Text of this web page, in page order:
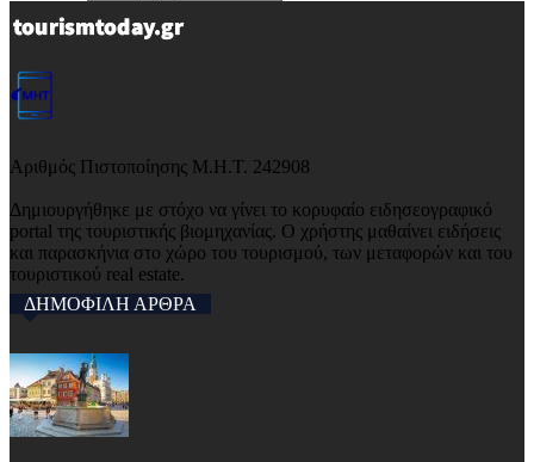
Αριθμός Πιστοποίησης Μ.Η.Τ. 242908
Δημιουργήθηκε με στόχο να γίνει το κορυφαίο ειδησεογραφικό
portal της τουριστικής βιομηχανίας. Ο χρήστης μαθαίνει ειδήσεις
και παρασκήνια στο χώρο του τουρισμού, των μεταφορών και του
τουριστικού real estate.
ΔΗΜΟΦΙΛΗ ΑΡΘΡΑ